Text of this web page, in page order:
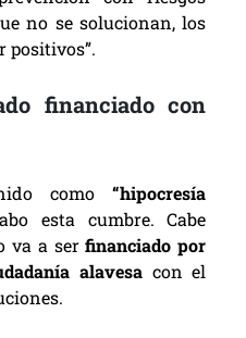
no se solucionan, los
positivos”.
financiado con
como“hipocresía
esta cumbre. Cabe
va a serfinanciado por
alavesacon el